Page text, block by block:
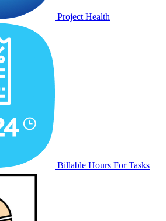
Project Health
Billable Hours For Tasks